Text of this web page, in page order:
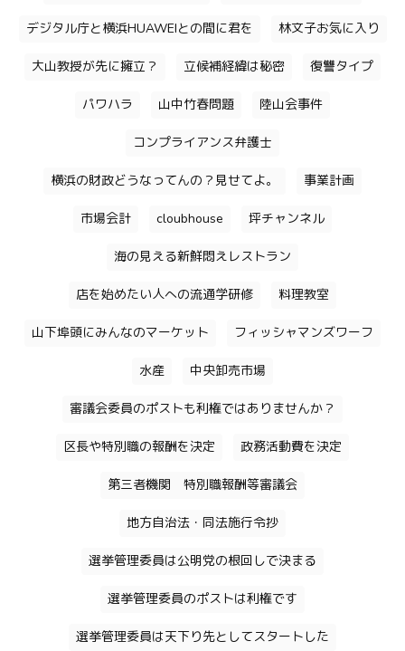
デジタル庁と横浜HUAWEIとの間に君を 林文子お気に入り
大山教授が先に擁立？ 立候補経緯は秘密 復讐タイプ
パワハラ 山中竹春問題 陸山会事件
コンプライアンス弁護士
横浜の財政どうなってんの？見せてよ。 事業計画
市場会計 cloubhouse 坪チャンネル
海の見える新鮮悶えレストラン
店を始めたい人への流通学研修 料理教室
山下埠頭にみんなのマーケット フィッシャマンズワーフ
水産 中央卸売市場
審議会委員のポストも利権ではありませんか？
区長や特別職の報酬を決定 政務活動費を決定
第三者機関 特別職報酬等審議会
地方自治法・同法施行令抄
選挙管理委員は公明党の根回しで決まる
選挙管理委員のポストは利権です
選挙管理委員は天下り先としてスタートした